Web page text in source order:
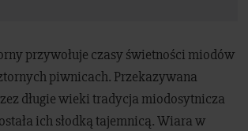
przywołuje czasy świetności miodów
piwnicach. Przekazywana
długie wieki tradycja miodosytnicza
ich słodką tajemnicą. Wiara w